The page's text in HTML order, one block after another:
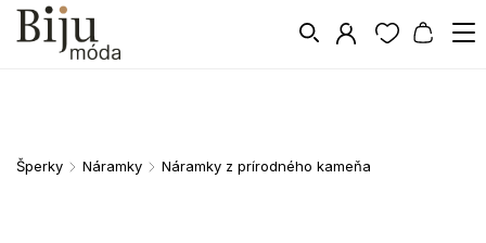
Šperky / Náramky / Náramky z prírodného kameňa